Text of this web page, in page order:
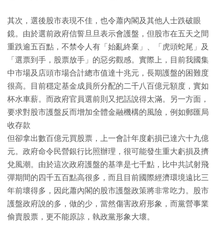
其次，選後股市表現不佳，也令蕭內閣及其他人士跌破眼
鏡。由於選前政府信誓旦旦表示會護盤，但股市在五天之間
重跌逾五百點，不禁令人有「始亂終棄」、「虎頭蛇尾」及
「選票到手，股票放手」的惡劣觀感。實際上，目前我國集
中市場及店頭市場合計總市值達十兆元，長期護盤的困難度
很高。目前穩定基金成員所分配的二千八百億元額度，實如
杯水車薪。而政府官員選前則又把話說得太滿。另一方面，
要求對股市護盤反而增加全體金融機構的風險，例如郵匯局
收存款
但卻拿出數百億元買股票，上一會計年度虧損已達六十九億
元。政府命令民營銀行比照辦理，很可能發生重大虧損及擠
兌風潮。由於這次政府護盤的基準是七千點，比中共試射飛
彈期間的四千五百點高很多，而且目前國際經濟環境遠比三
年前壞得多，因此蕭內閣的股市護盤政策將非常吃力。股市
護盤政府說的多，做的少，當然傷害政府形象，而黨營事業
偷賣股票，更不能原諒，執政黨形象大壞。